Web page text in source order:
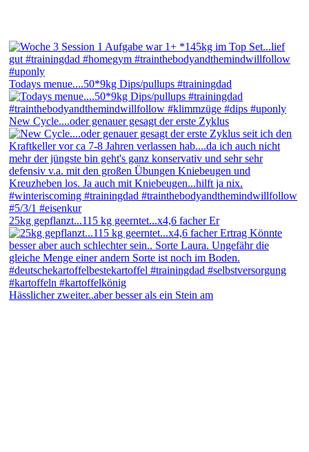
Todays menue....50*9kg Dips/pullups #trainingdad
New Cycle....oder genauer gesagt der erste Zyklus
25kg gepflanzt...115 kg geerntet...x4,6 facher Er
Hässlicher zweiter..aber besser als ein Stein am